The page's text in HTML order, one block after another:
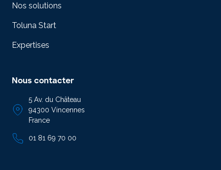
Nos solutions
Toluna Start
Expertises
Nous contacter
5 Av. du Château
94300 Vincennes
France
01 81 69 70 00